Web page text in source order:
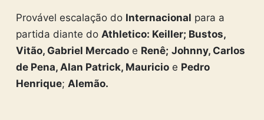
Provável escalação do Internacional para a
partida diante do Athletico: Keiller; Bustos,
Vitão, Gabriel Mercadoe Renê; Johnny, Carlos
de Pena, Alan Patrick, Mauricioe Pedro
Henrique; Alemão.